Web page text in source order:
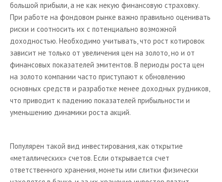
большой прибыли, а не как некую финансовую страховку.
При работе на фондовом рынке важно правильно оценивать
риски и соотносить их с потенциально возможной
доходностью. Необходимо учитывать, что рост котировок
зависит не только от увеличения цен на золото, но и от
финансовых показателей эмитентов. В периоды роста цен
на золото компании часто приступают к обновлению
основных средств и разработке менее доходных рудников,
что приводит к падению показателей прибыльности и
уменьшению динамики роста акций.
Популярен такой вид инвестирования, как открытие
«металлических» счетов. Если открывается счет
ответственного хранения, монеты или слитки физически